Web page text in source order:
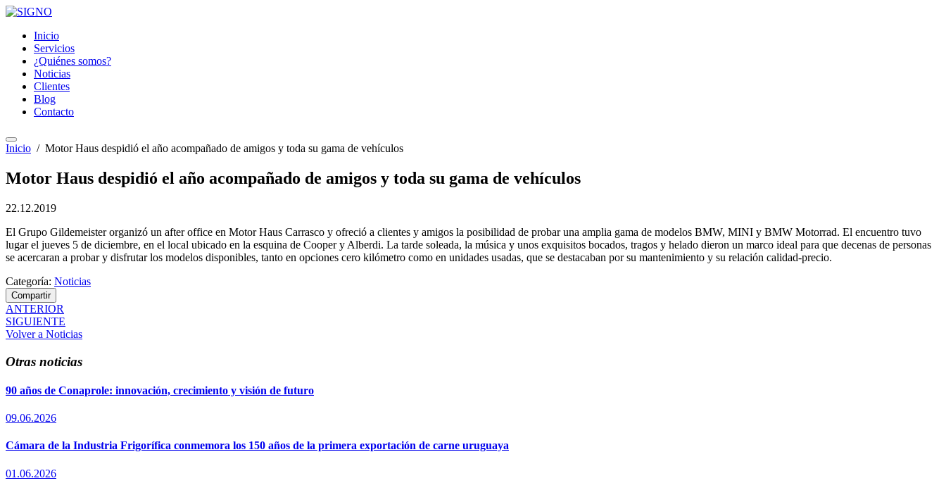
Inicio
Servicios
¿Quiénes somos?
Noticias
Clientes
Blog
Contacto
Inicio / Motor Haus despidió el año acompañado de amigos y toda su gama de vehículos
Motor Haus despidió el año acompañado de amigos y toda su gama de vehículos
22.12.2019
El Grupo Gildemeister organizó un after office en Motor Haus Carrasco y ofreció a clientes y amigos la posibilidad de probar una amplia gama de modelos BMW, MINI y BMW Motorrad. El encuentro tuvo
lugar el jueves 5 de diciembre, en el local ubicado en la esquina de Cooper y Alberdi. La tarde soleada, la música y unos exquisitos bocados, tragos y helado dieron un marco ideal para que decenas de personas
se acercaran a probar y disfrutar los modelos disponibles, tanto en opciones cero kilómetro como en unidades usadas, que se destacaban por su mantenimiento y su relación calidad-precio.
Categoría: Noticias
Compartir
ANTERIOR
SIGUIENTE
Volver a Noticias
Otras noticias
90 años de Conaprole: innovación, crecimiento y visión de futuro
09.06.2026
Cámara de la Industria Frigorífica conmemora los 150 años de la primera exportación de carne uruguaya
01.06.2026